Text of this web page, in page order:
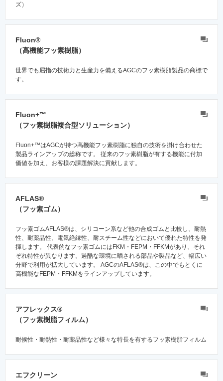
ズ）
Fluon®
（高機能フッ素樹脂）
世界でも屈指の技術力と生産力を備えるAGCのフッ素樹脂製品の商標で
す。
Fluon+™
（フッ素樹脂複合型ソリューション）
Fluon+™はAGCが持つ高機能フッ素樹脂に独自の技術を掛け合わせた
製品ラインアップの総称です。 従来のフッ素樹脂が有する機能に付加
価値を加え、お客様の課題解決に貢献します。
AFLAS®
（フッ素ゴム）
フッ素ゴムAFLAS®は、シリコーン系など他の合成ゴムと比較し、耐熱
性、耐薬品性、電気絶縁性、耐スチーム性などにおいて優れた特性を発
揮します。 代表的なフッ素ゴムにはFKM・FEPM・FFKMがあり、それ
ぞれ特性が異なります。過酷な環境に晒される部品や製品など、幅広い
分野で利用が拡大しています。 AGCのAFLAS®は、この中でもとくに
高機能なFEPM・FFKMをラインアップしています。
アフレックス®
（フッ素樹脂フィルム）
耐候性・耐熱性・耐薬品性など様々な特長を有するフッ素樹脂フィルム
エフクリーン